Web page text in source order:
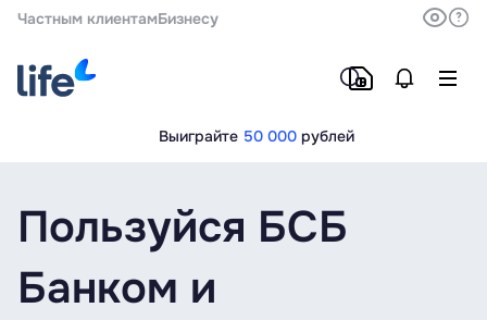
Частным клиентамБизнесу
Выиграйте 50 000 рублей
Пользуйся БСБ
Банком и